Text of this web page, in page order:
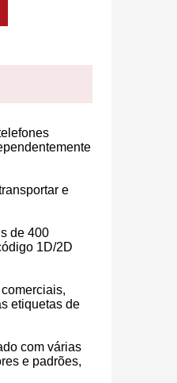
e
de 400
1D/2D
etiquetas de
com várias
e padrões,